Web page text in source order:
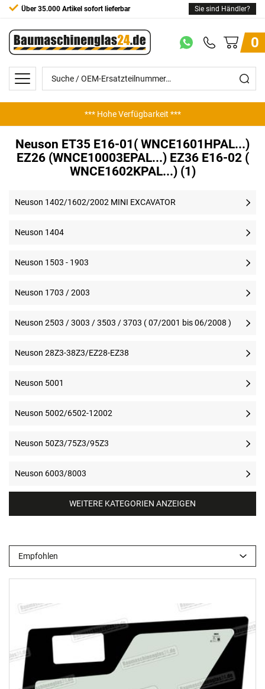
Über 35.000 Artikel sofort lieferbar Sie sind Händler?
0
*** Hohe Verfügbarkeit ***
Neuson ET35 E16-01( WNCE1601HPAL...)
EZ26 (WNCE10003EPAL...) EZ36 E16-02 (
WNCE1602KPAL...) (1)
Neuson 1402/1602/2002 MINI EXCAVATOR
Neuson 1404
Neuson 1503 - 1903
Neuson 1703 / 2003
Neuson 2503 / 3003 / 3503 / 3703 ( 07/2001 bis 06/2008 )
Neuson 28Z3-38Z3/EZ28-EZ38
Neuson 5001
Neuson 5002/6502-12002
Neuson 50Z3/75Z3/95Z3
Neuson 6003/8003
WEITERE KATEGORIEN ANZEIGEN